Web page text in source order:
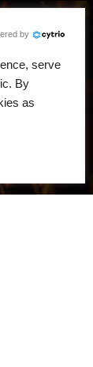
by
serve
By
as